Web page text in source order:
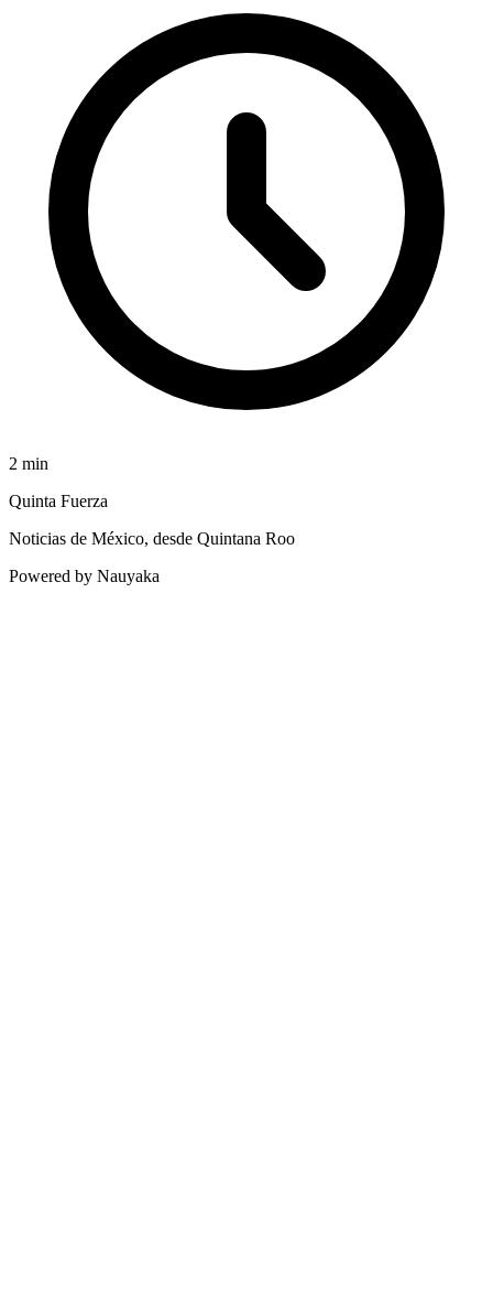
2 min
Quinta Fuerza
Noticias de México, desde Quintana Roo
Powered by Nauyaka